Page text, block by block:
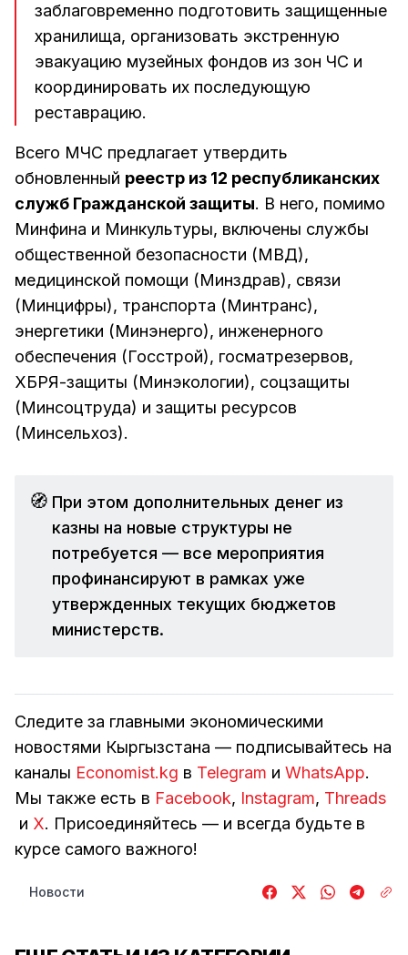
заблаговременно подготовить защищенные
хранилища, организовать экстренную
эвакуацию музейных фондов из зон ЧС и
координировать их последующую
реставрацию.
Всего МЧС предлагает утвердить
обновленный реестр из 12 республиканских
служб Гражданской защиты. В него, помимо
Минфина и Минкультуры, включены службы
общественной безопасности (МВД),
медицинской помощи (Минздрав), связи
(Минцифры), транспорта (Минтранс),
энергетики (Минэнерго), инженерного
обеспечения (Госстрой), госматрезервов,
ХБРЯ-защиты (Минэкологии), соцзащиты
(Минсоцтруда) и защиты ресурсов
(Минсельхоз).
🧭 При этом дополнительных денег из
казны на новые структуры не
потребуется — все мероприятия
профинансируют в рамках уже
утвержденных текущих бюджетов
министерств.
Следите за главными экономическими
новостями Кыргызстана — подписывайтесь на
каналы Economist.kg в Telegram и WhatsApp.
Мы также есть в Facebook, Instagram, Threads
и Х. Присоединяйтесь — и всегда будьте в
курсе самого важного!
Новости